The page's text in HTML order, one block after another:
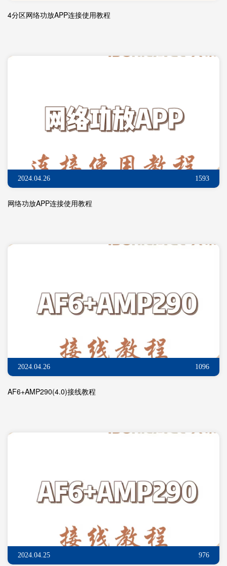
4分区网络功放APP连接使用教程
2024.04.26 1593
网络功放APP连接使用教程
2024.04.26 1096
AF6+AMP290(4.0)接线教程
2024.04.25 976